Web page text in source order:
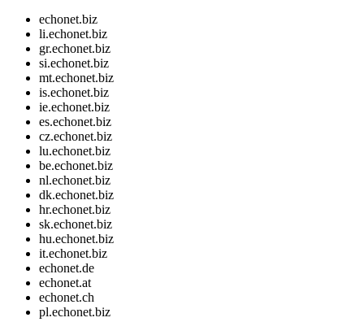
echonet.biz
li.echonet.biz
gr.echonet.biz
si.echonet.biz
mt.echonet.biz
is.echonet.biz
ie.echonet.biz
es.echonet.biz
cz.echonet.biz
lu.echonet.biz
be.echonet.biz
nl.echonet.biz
dk.echonet.biz
hr.echonet.biz
sk.echonet.biz
hu.echonet.biz
it.echonet.biz
echonet.de
echonet.at
echonet.ch
pl.echonet.biz